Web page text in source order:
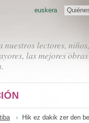
nuestros lectores, niños,
las mejores
euskera
Hik ez dakik zer den